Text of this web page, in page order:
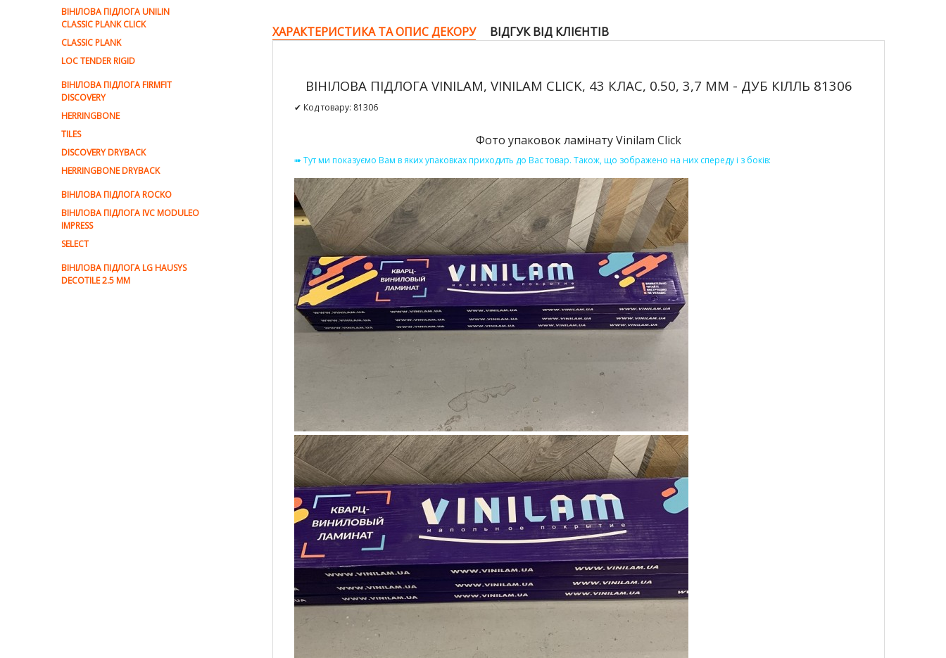
ВІНІЛОВА ПІДЛОГА UNILIN
CLASSIC PLANK CLICK
CLASSIC PLANK
LOC TENDER RIGID
ВІНІЛОВА ПІДЛОГА FIRMFIT
DISCOVERY
HERRINGBONE
TILES
DISCOVERY DRYBACK
HERRINGBONE DRYBACK
ВІНІЛОВА ПІДЛОГА ROCKO
ВІНІЛОВА ПІДЛОГА IVC MODULEO
IMPRESS
SELECT
ВІНІЛОВА ПІДЛОГА LG HAUSYS
DECOTILE 2.5 MM
ХАРАКТЕРИСТИКА ТА ОПИС ДЕКОРУ ВІДГУК ВІД КЛІЄНТІВ
ВІНІЛОВА ПІДЛОГА VINILAM, VINILAM CLICK, 43 КЛАС, 0.50, 3,7 ММ - ДУБ КІЛЛЬ 81306
✔ Код товару: 81306
Фото упаковок ламінату Vinilam Click
➠ Тут ми показуємо Вам в яких упаковках приходить до Вас товар. Також, що зображено на них спереду і з боків: